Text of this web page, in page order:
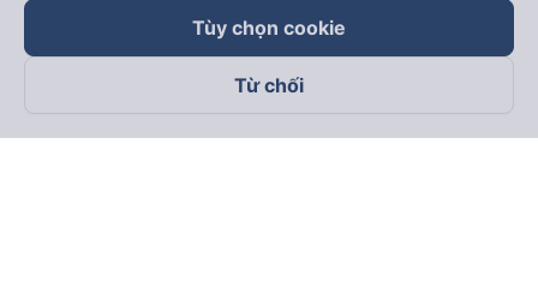
Theo dõi chúng tôi trên
Tùy chọn cookie
Từ chối